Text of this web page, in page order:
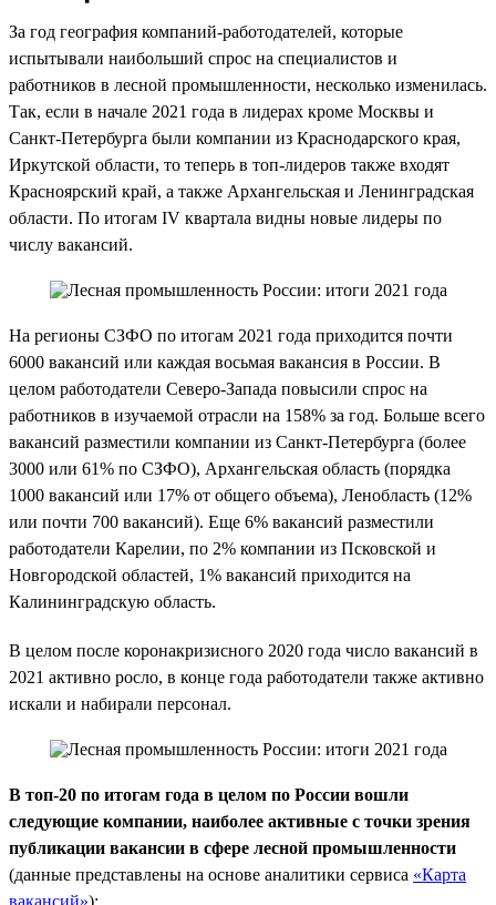
За год география компаний-работодателей, которые
испытывали наибольший спрос на специалистов и
работников в лесной промышленности, несколько изменилась.
Так, если в начале 2021 года в лидерах кроме Москвы и
Санкт-Петербурга были компании из Краснодарского края,
Иркутской области, то теперь в топ-лидеров также входят
Красноярский край, а также Архангельская и Ленинградская
области. По итогам IV квартала видны новые лидеры по
числу вакансий.
На регионы СЗФО по итогам 2021 года приходится почти
6000 вакансий или каждая восьмая вакансия в России. В
целом работодатели Северо-Запада повысили спрос на
работников в изучаемой отрасли на 158% за год. Больше всего
вакансий разместили компании из Санкт-Петербурга (более
3000 или 61% по СЗФО), Архангельская область (порядка
1000 вакансий или 17% от общего объема), Ленобласть (12%
или почти 700 вакансий). Еще 6% вакансий разместили
работодатели Карелии, по 2% компании из Псковской и
Новгородской областей, 1% вакансий приходится на
Калининградскую область.
В целом после коронакризисного 2020 года число вакансий в
2021 активно росло, в конце года работодатели также активно
искали и набирали персонал.
В топ-20 по итогам года в целом по России вошли
следующие компании, наиболее активные с точки зрения
публикации вакансии в сфере лесной промышленности
(данные представлены на основе аналитики сервиса «Карта
вакансий»):